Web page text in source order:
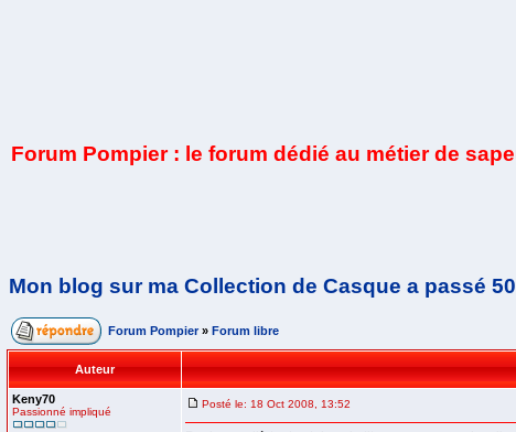
Forum Pompier : le forum dédié au métier de
Mon blog sur ma Collection de Casque a passé
Forum Pompier » Forum libre
Auteur
Keny70
Passionné impliqué
Posté le: 18 Oct 2008, 13:52